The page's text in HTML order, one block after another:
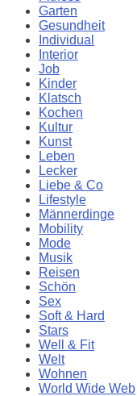
Garten
Gesundheit
Individual
Interior
Job
Kinder
Klatsch
Kochen
Kultur
Kunst
Leben
Lecker
Liebe & Co
Lifestyle
Männerdinge
Mobility
Mode
Musik
Reisen
Schön
Sex
Soft & Hard
Stars
Well & Fit
Welt
Wohnen
World Wide Web